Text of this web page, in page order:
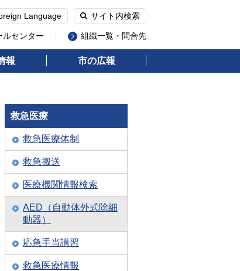
Language サイト内検索
ルセンター 組織一覧・問合先
報 市の広報
救急医療
救急医療体制
救急搬送
医療機関情報検索
AED（自動体外式除細
動器）
応急手当講習
救急医療情報